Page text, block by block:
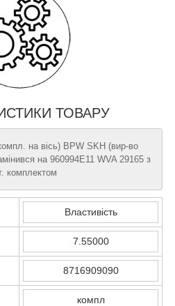
ТОВАРУ
на вiсь) BPW SKH (вир-во
на 960994E11 WVA 29165 з
комплектом
Властивість
7.55000
8716909090
компл